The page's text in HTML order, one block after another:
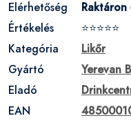
Elérhetőség
Raktáron
Értékelés
⭐⭐⭐⭐⭐
Kategória
Likőr
Gyártó
Yerevan
Eladó
EAN